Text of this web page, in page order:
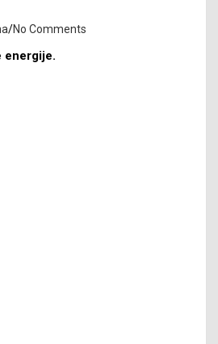
No Comments
energije.